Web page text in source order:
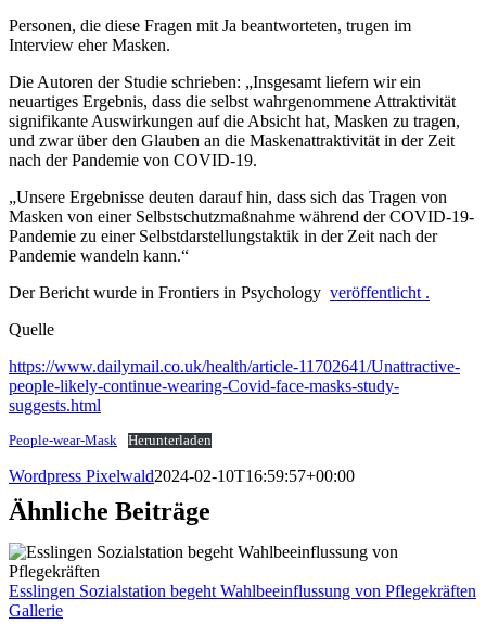
Personen, die diese Fragen mit Ja beantworteten, trugen im
Interview eher Masken.
Die Autoren der Studie schrieben: „Insgesamt liefern wir ein
neuartiges Ergebnis, dass die selbst wahrgenommene Attraktivität
signifikante Auswirkungen auf die Absicht hat, Masken zu tragen,
und zwar über den Glauben an die Maskenattraktivität in der Zeit
nach der Pandemie von COVID-19.
„Unsere Ergebnisse deuten darauf hin, dass sich das Tragen von
Masken von einer Selbstschutzmaßnahme während der COVID-19-
Pandemie zu einer Selbstdarstellungstaktik in der Zeit nach der
Pandemie wandeln kann.“
Der Bericht wurde in Frontiers in Psychology veröffentlicht .
Quelle
https://www.dailymail.co.uk/health/article-11702641/Unattractive-
people-likely-continue-wearing-Covid-face-masks-study-
suggests.html
People-wear-Mask Herunterladen
Wordpress Pixelwald2024-02-10T16:59:57+00:00
Ähnliche Beiträge
Esslingen Sozialstation begeht Wahlbeeinflussung von Pflegekräften
Gallerie